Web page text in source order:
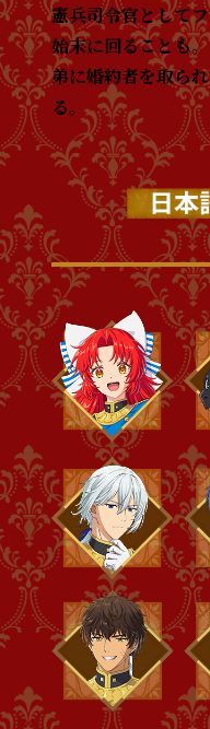
憲兵司令官として
始末に回ることも。
弟に婚約者を取ら
る。